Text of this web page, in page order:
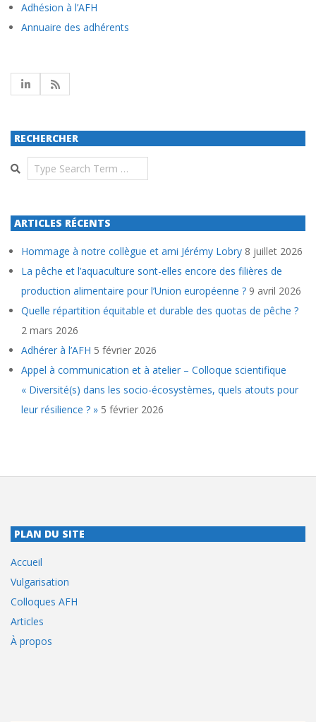
Adhésion à l’AFH
Annuaire des adhérents
RECHERCHER
Search
ARTICLES RÉCENTS
Hommage à notre collègue et ami Jérémy Lobry 8 juillet 2026
La pêche et l’aquaculture sont-elles encore des filières de
production alimentaire pour l’Union européenne ? 9 avril 2026
Quelle répartition équitable et durable des quotas de pêche ?
2 mars 2026
Adhérer à l’AFH 5 février 2026
Appel à communication et à atelier – Colloque scientifique
« Diversité(s) dans les socio-écosystèmes, quels atouts pour
leur résilience ? » 5 février 2026
PLAN DU SITE
Accueil
Vulgarisation
Colloques AFH
Articles
À propos